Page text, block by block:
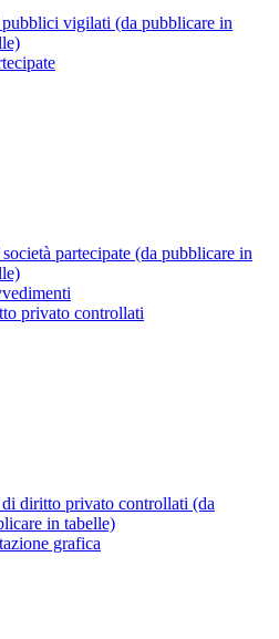
vigilati (da pubblicare in
partecipate (da pubblicare in
privato controllati
diritto privato controllati (da
in tabelle)
grafica